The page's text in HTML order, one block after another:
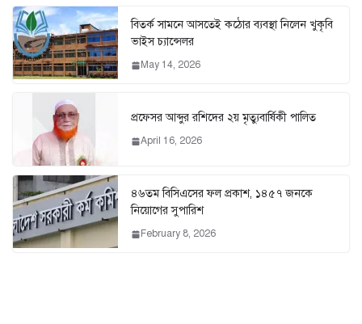
বিতর্ক সামনে আসতেই কঠোর ব্যবস্থা নিলেন খুকৃবি
ভাইস চ্যান্সেলর
May 14, 2026
প্রফেসর আব্দুর রশিদের ২য় মৃত্যুবার্ষিকী পালিত
April 16, 2026
৪৬তম বিসিএসের ফল প্রকাশ, ১৪৫৭ জনকে
নিয়োগের সুপারিশ
February 8, 2026